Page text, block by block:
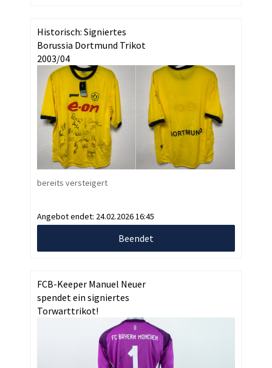
Historisch: Signiertes
Borussia Dortmund Trikot
2003/04
bereits versteigert
Angebot endet: 24.02.2026 16:45
Beendet
FCB-Keeper Manuel Neuer
spendet ein signiertes
Torwarttrikot!